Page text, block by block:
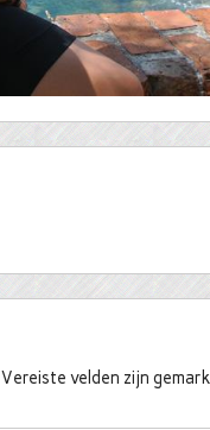
Vereiste velden zijn